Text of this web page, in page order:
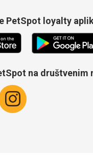
PetSpot loyalty
na društvenim